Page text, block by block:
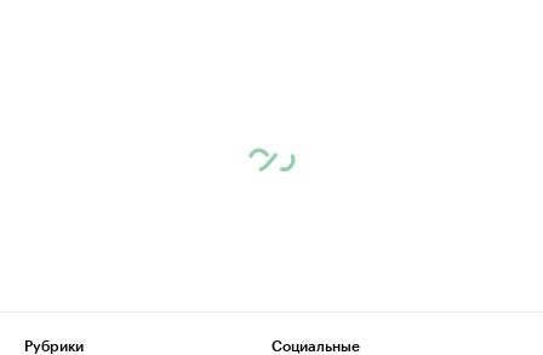
Рубрики
Социальные